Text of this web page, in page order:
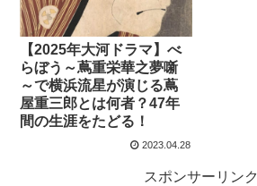
【2025年大河ドラマ】べ
らぼう～蔦重栄華之夢噺
～で横浜流星が演じる蔦
屋重三郎とは何者？47年
間の生涯をたどる！
2023.04.28
スポンサーリンク